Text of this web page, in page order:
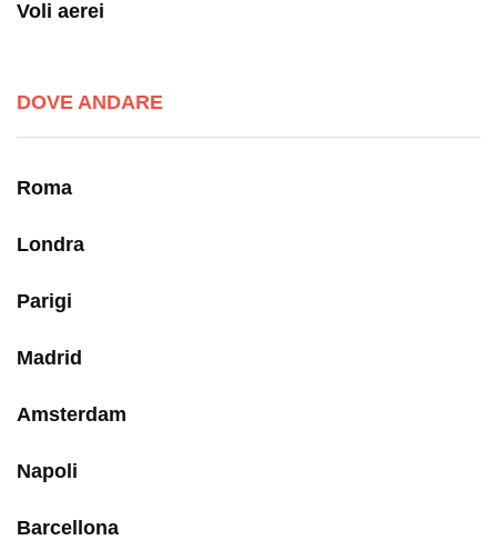
Voli aerei
DOVE ANDARE
Roma
Londra
Parigi
Madrid
Amsterdam
Napoli
Barcellona